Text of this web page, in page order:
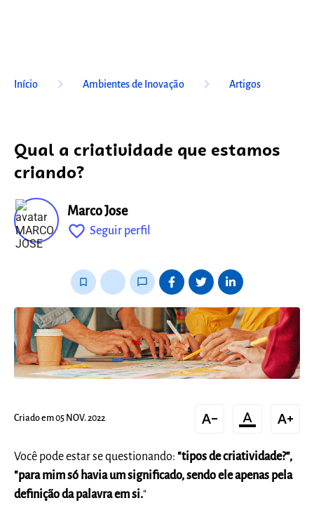
Início keyboard_arrow_right Ambientes de Inovação keyboard_arrow_right Artigos
Qual a criatividade que estamos
criando?
Marco Jose
favorite_outline Seguir perfil
bookmark_border chat_bubble_outline
Criado em 05 NOV. 2022 text_decrease format_color_text text_increase
Você pode estar se questionando: "tipos de criatividade?",
"para mim só havia um significado, sendo ele apenas pela
definição da palavra em si."